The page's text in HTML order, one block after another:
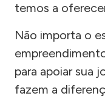
temos a
Não importa o
para apoiar sua
fazem a